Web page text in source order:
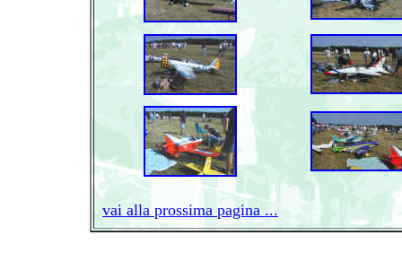
vai alla prossima pagina ...